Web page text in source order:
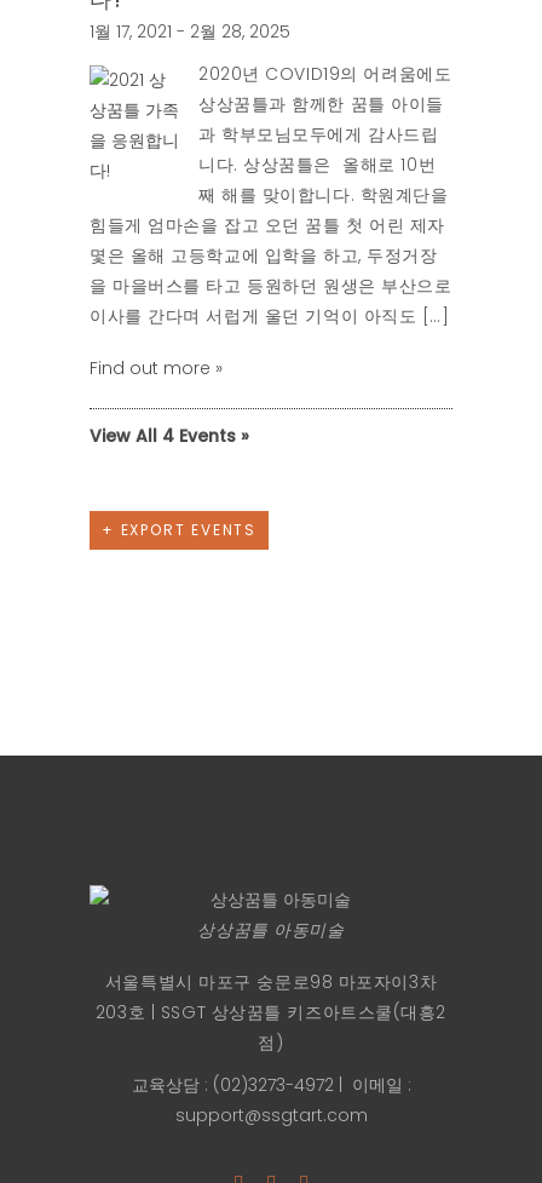
1월 17, 2021 - 2월 28, 2025
2020년 COVID19의 어려움에도
상상꿈틀과 함께한 꿈틀 아이들
과 학부모님모두에게 감사드립
니다. 상상꿈틀은 올해로 10번
째 해를 맞이합니다. 학원계단을
힘들게 엄마손을 잡고 오던 꿈틀 첫 어린 제자
몇은 올해 고등학교에 입학을 하고, 두정거장
을 마을버스를 타고 등원하던 원생은 부산으로
이사를 간다며 서럽게 울던 기억이 아직도 […]
Find out more »
View All 4 Events »
+ EXPORT EVENTS
상상꿈틀 아동미술
서울특별시 마포구 숭문로98 마포자이3차
203호 | SSGT 상상꿈틀 키즈아트스쿨(대흥2
점)
교육상담 : (02)3273-4972| 이메일 :
support@ssgtart.com